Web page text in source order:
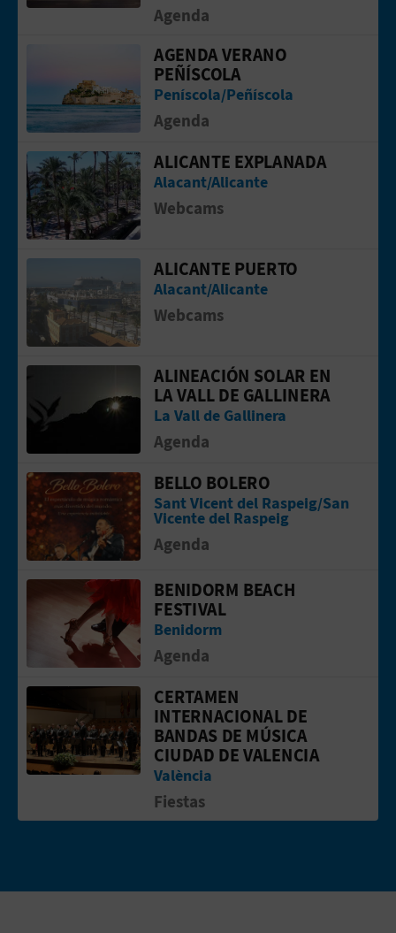
Agenda
Ir a la p&aacute;gina de Agenda
AGENDA VERANO
PEÑÍSCOLA
Peníscola/Peñíscola
Agenda
Ir a la p&aacute;gina de Alicante
ALICANTE EXPLANADA
Alacant/Alicante
Webcams
Ir a la p&aacute;gina de Alicante
ALICANTE PUERTO
Alacant/Alicante
Webcams
Ir a la p&aacute;gina de Alineación
ALINEACIÓN SOLAR EN
LA VALL DE GALLINERA
La Vall de Gallinera
Agenda
Ir a la p&aacute;gina de Bello Bolero
BELLO BOLERO
Sant Vicent del Raspeig/San
Vicente del Raspeig
Agenda
Ir a la p&aacute;gina de Benidorm
BENIDORM BEACH
FESTIVAL
Benidorm
Agenda
Ir a la p&aacute;gina de CERTAMEN
CERTAMEN
INTERNACIONAL DE
BANDAS DE MÚSICA
CIUDAD DE VALENCIA
València
Fiestas